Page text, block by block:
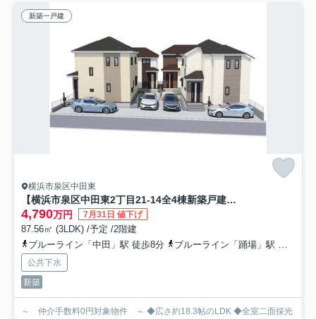
新築一戸建
横浜市泉区中田東
【横浜市泉区中田東2丁目21-14全4棟新築戸建て】★仲介手数料無料★（東中田中学校・中田中学校）
4,790万円 7月31日 値下げ
87.56㎡ (3LDK) /予定 /2階建
ブルーライン「中田」駅 徒歩8分
ブルーライン「踊場」駅 徒歩17分
公共下水
新築
～ 仲介手数料0円対象物件 ～ ◆広さ約18.3帖のLDK ◆全室二面採光